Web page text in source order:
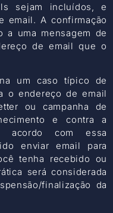
sejam incluídos, e
email. A confirmação
a uma mensagem de
de email que o
um caso típico de
o endereço de email
ou campanha de
e contra a
acordo com essa
enviar email para
tenha recebido ou
será considerada
finalização da